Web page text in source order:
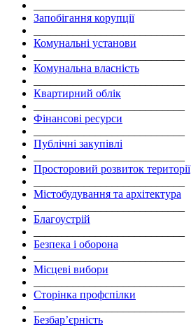
Запобігання корупції
Комунальні установи
Комунальна власність
Квартирний облік
Фінансові ресурси
Публічні закупівлі
Просторовий розвиток території
Містобудування та архітектура
Благоустрій
Безпека і оборона
Місцеві вибори
Сторінка профспілки
Безбар’єрність